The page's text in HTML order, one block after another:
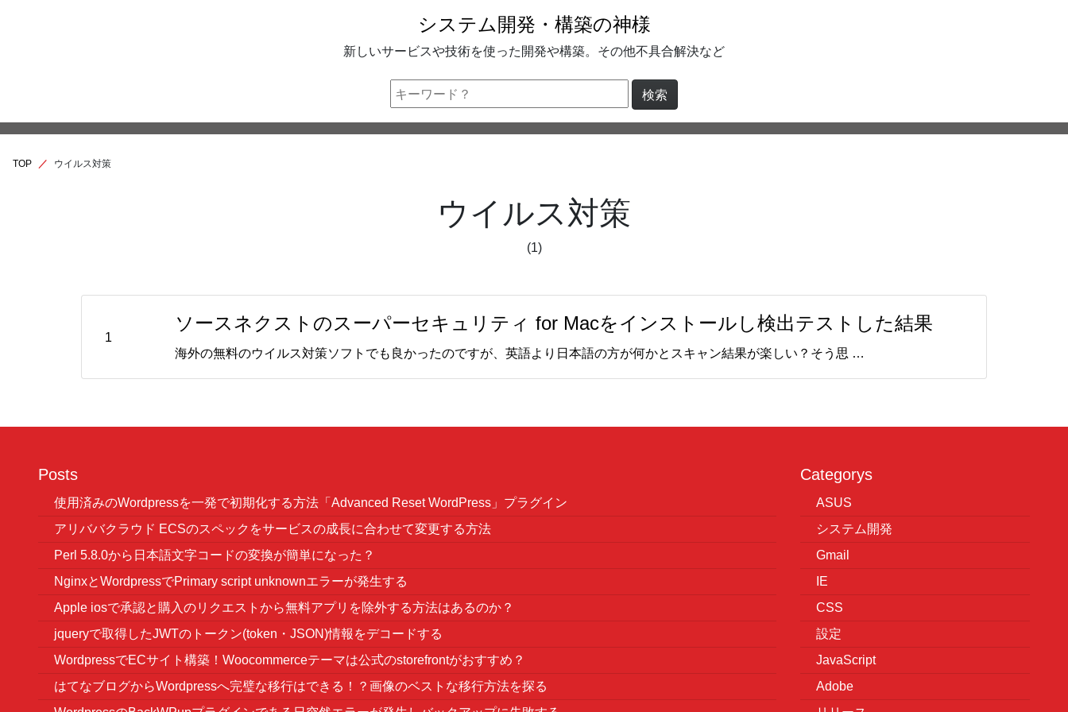
システム開発・構築の神様
新しいサービスや技術を使った開発や構築。その他不具合解決など
検索
TOP ウイルス対策
ウイルス対策
(1)
1
ソースネクストのスーパーセキュリティ for Macをインストールし検出テストした結果
海外の無料のウイルス対策ソフトでも良かったのですが、英語より日本語の方が何かとスキャン結果が楽しい？そう思 …
Posts
使用済みのWordpressを一発で初期化する方法「Advanced Reset WordPress」プラグイン
アリババクラウド ECSのスペックをサービスの成長に合わせて変更する方法
Perl 5.8.0から日本語文字コードの変換が簡単になった？
NginxとWordpressでPrimary script unknownエラーが発生する
Apple iosで承認と購入のリクエストから無料アプリを除外する方法はあるのか？
jqueryで取得したJWTのトークン(token・JSON)情報をデコードする
WordpressでECサイト構築！Woocommerceテーマは公式のstorefrontがおすすめ？
はてなブログからWordpressへ完璧な移行はできる！？画像のベストな移行方法を探る
Categorys
ASUS
システム開発
Gmail
IE
CSS
設定
JavaScript
Adobe